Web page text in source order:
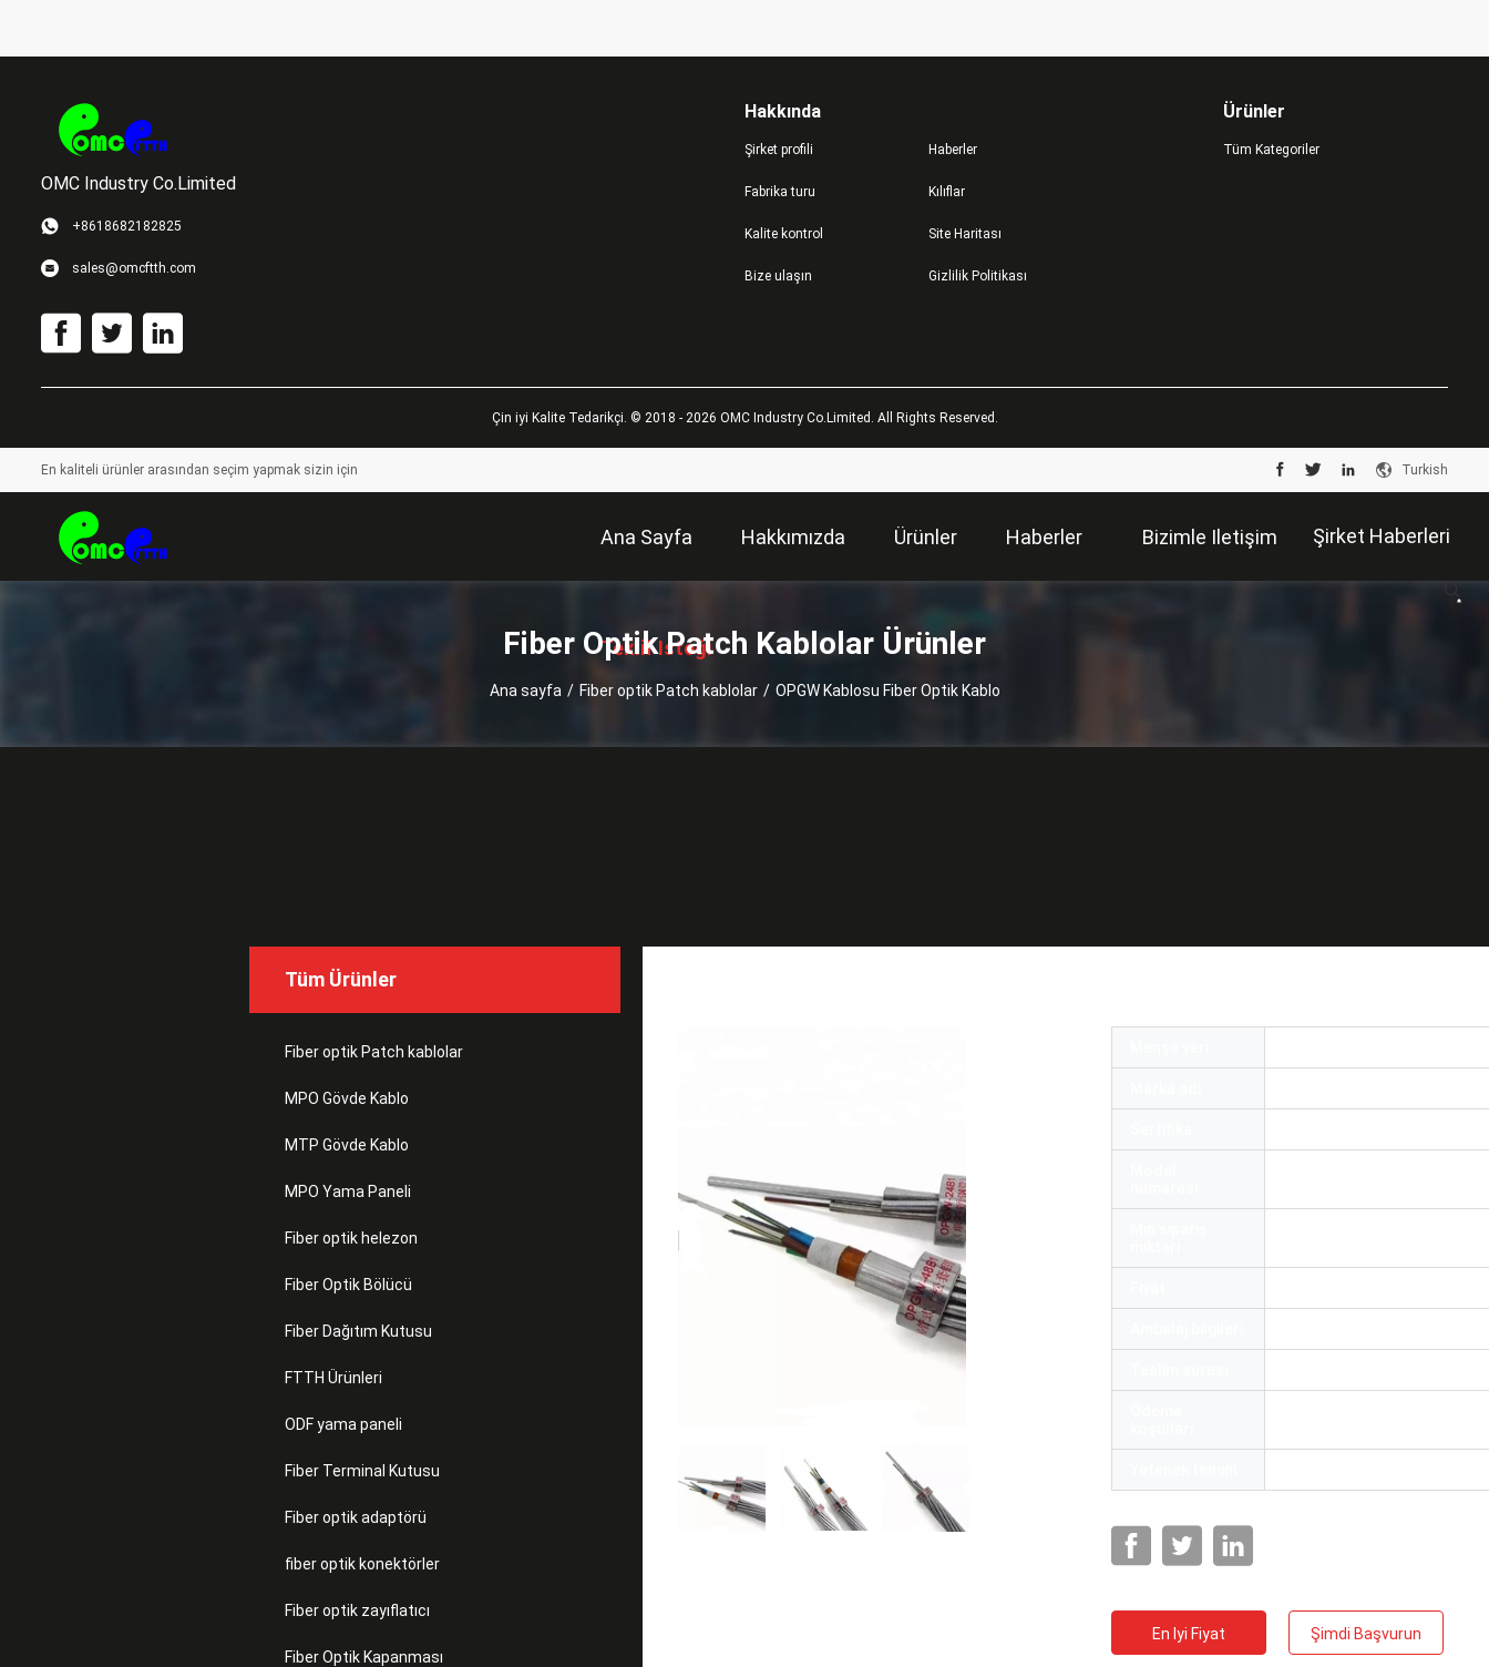
OMC Industry Co.Limited
+8618682182825
sales@omcftth.com
Hakkında
Şirket profili
Fabrika turu
Kalite kontrol
Bize ulaşın
Haberler
Kılıflar
Site Haritası
Gizlilik Politikası
Ürünler
Tüm Kategoriler
Çin iyi Kalite Tedarikçi. © 2018 - 2026 OMC Industry Co.Limited. All Rights Reserved.
En kaliteli ürünler arasından seçim yapmak sizin için Turkish
Ana Sayfa Hakkımızda Ürünler Haberler Bizimle Iletişim Şirket Haberleri
述
Teklif Isteği
Fiber Optik Patch Kablolar Ürünler
Ana sayfa / Fiber optik Patch kablolar / OPGW Kablosu Fiber Optik Kablo
Tüm Ürünler
Fiber optik Patch kablolar
MPO Gövde Kablo
MTP Gövde Kablo
MPO Yama Paneli
Fiber optik helezon
Fiber Optik Bölücü
Fiber Dağıtım Kutusu
FTTH Ürünleri
ODF yama paneli
Fiber Terminal Kutusu
Fiber optik adaptörü
fiber optik konektörler
Fiber optik zayıflatıcı
Fiber Optik Kapanması
En Iyi Fiyat Şimdi Başvurun